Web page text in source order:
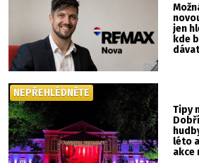
jen
kde
Tipy
léto
akce
NEPŘEHLÉDNĚTE